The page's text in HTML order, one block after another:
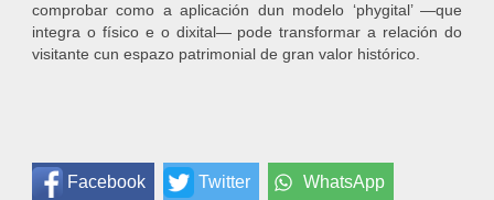
comprobar como a aplicación dun modelo ‘phygital’ —que
integra o físico e o dixital— pode transformar a relación do
visitante cun espazo patrimonial de gran valor histórico.
Facebook Twitter WhatsApp